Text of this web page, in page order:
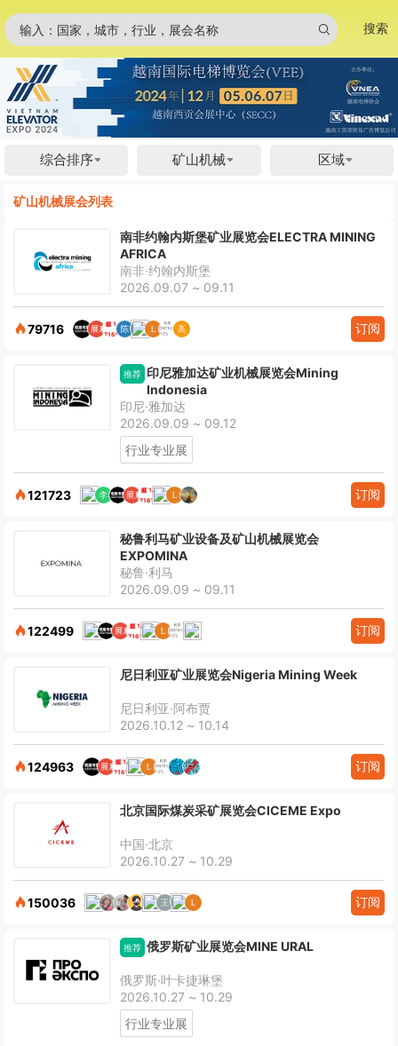
输入：国家，城市，行业，展会名称 搜索
综合排序 矿山机械 区域
矿山机械展会列表
南非约翰内斯堡矿业展览会ELECTRA MINING
AFRICA
南非·约翰内斯堡
2026.09.07 ~ 09.11
79716 订阅
推荐 印尼雅加达矿业机械展览会Mining
Indonesia
印尼·雅加达
2026.09.09 ~ 09.12
行业专业展
121723 订阅
秘鲁利马矿业设备及矿山机械展览会
EXPOMINA
秘鲁·利马
2026.09.09 ~ 09.11
122499 订阅
尼日利亚矿业展览会Nigeria Mining Week
尼日利亚·阿布贾
2026.10.12 ~ 10.14
124963 订阅
北京国际煤炭采矿展览会CICEME Expo
中国·北京
2026.10.27 ~ 10.29
150036 订阅
推荐 俄罗斯矿业展览会MINE URAL
俄罗斯·叶卡捷琳堡
2026.10.27 ~ 10.29
行业专业展